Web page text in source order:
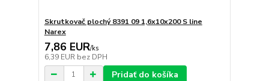
Skrutkovač plochý 8391 09 1,6x10x200 S line
Narex
7,86 EUR/ks
6,39 EUR bez DPH
Pridať do košíka